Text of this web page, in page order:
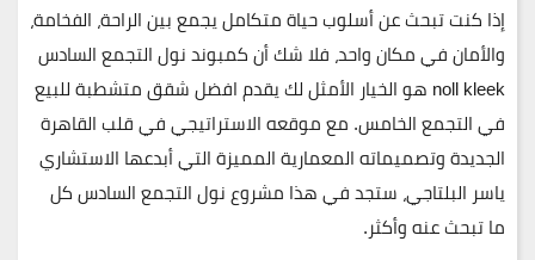
إذا كنت تبحث عنأسلوب حياة متكامليجمع بينالراحة، الفخامة،
والأمانفي مكان واحد، فلا شك أنكمبوند نول التجمع السادس
noll kleek هو الخيار الأمثل لك يقدم افضل شقق متشطبة للبيع
في التجمع الخامس. مع موقعه الاستراتيجي فيقلب القاهرة
الجديدةوتصميماته المعمارية المميزة التي أبدعها الاستشاري
ياسر البلتاجي، ستجد في هذا مشروع نول التجمع السادس كل
ما تبحث عنه وأكثر.